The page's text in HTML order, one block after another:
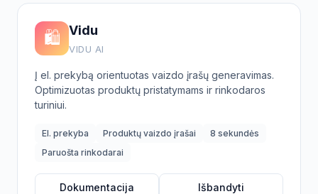
🛍️ Vidu
VIDU AI
Į el. prekybą orientuotas vaizdo įrašų generavimas.
Optimizuotas produktų pristatymams ir rinkodaros
turiniui.
El. prekyba Produktų vaizdo įrašai
8 sekundės
Paruošta rinkodarai
Dokumentacija Išbandyti